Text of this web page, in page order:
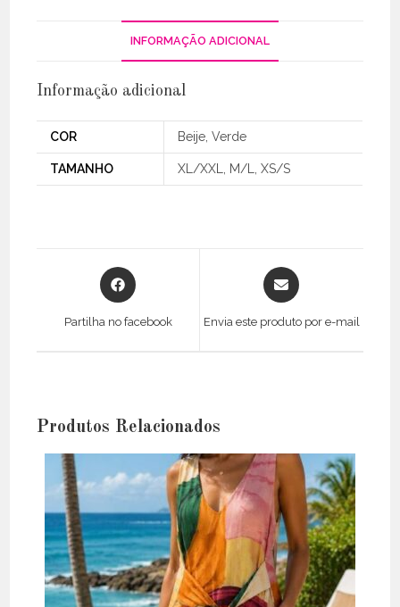
INFORMAÇÃO ADICIONAL
Informação adicional
COR Beije, Verde
TAMANHO XL/XXL, M/L, XS/S
Opens
in
Partilha no facebook
Opens
in
Envia este produto por e-mail
Produtos Relacionados